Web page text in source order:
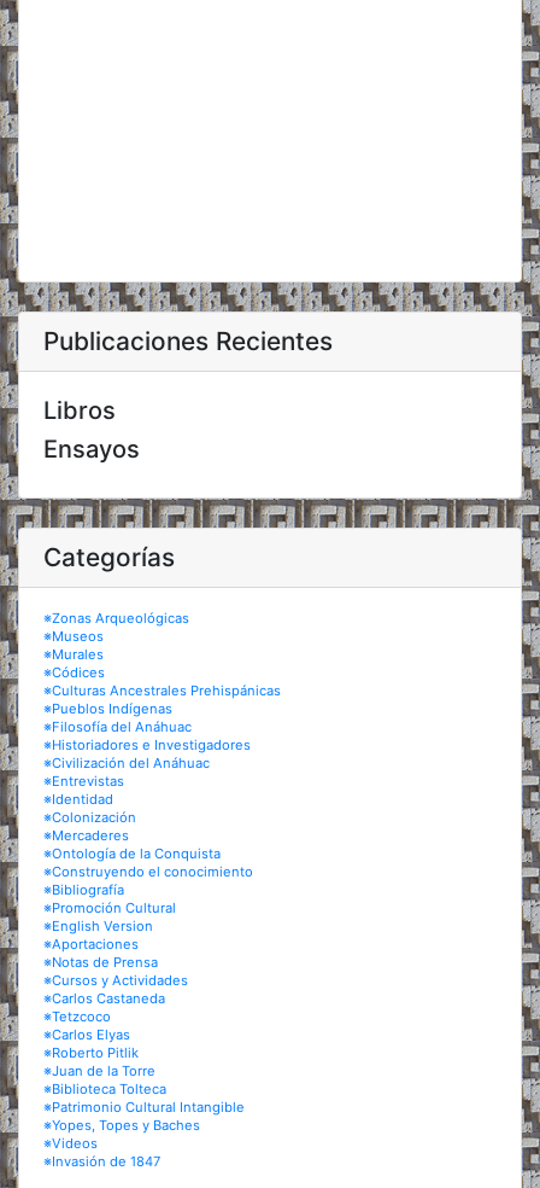
Publicaciones Recientes
Libros
Ensayos
Categorías
※Zonas Arqueológicas
※Museos
※Murales
※Códices
※Culturas Ancestrales Prehispánicas
※Pueblos Indígenas
※Filosofía del Anáhuac
※Historiadores e Investigadores
※Civilización del Anáhuac
※Entrevistas
※Identidad
※Colonización
※Mercaderes
※Ontología de la Conquista
※Construyendo el conocimiento
※Bibliografía
※Promoción Cultural
※English Version
※Aportaciones
※Notas de Prensa
※Cursos y Actividades
※Carlos Castaneda
※Tetzcoco
※Carlos Elyas
※Roberto Pitlik
※Juan de la Torre
※Biblioteca Tolteca
※Patrimonio Cultural Intangible
※Yopes, Topes y Baches
※Videos
※Invasión de 1847